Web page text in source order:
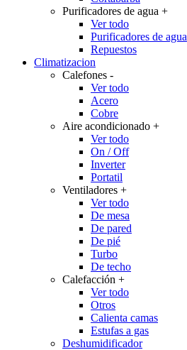
Purificadores de agua +
Ver todo
Purificadores de agua
Repuestos
Climatizacion
Calefones -
Ver todo
Acero
Cobre
Aire acondicionado +
Ver todo
On / Off
Inverter
Portatil
Ventiladores +
Ver todo
De mesa
De pared
De pié
Turbo
De techo
Calefacción +
Ver todo
Otros
Calienta camas
Estufas a gas
Deshumidificador